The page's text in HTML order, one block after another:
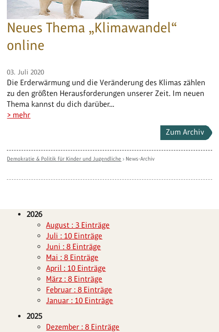
Neues Thema „Klimawandel“
online
03. Juli 2020
Die Erderwärmung und die Veränderung des Klimas zählen
zu den größten Herausforderungen unserer Zeit. Im neuen
Thema kannst du dich darüber…
> mehr
Zum Archiv
Demokratie & Politik für Kinder und Jugendliche › News-Archiv
2026
August : 3 Einträge
Juli : 10 Einträge
Juni : 8 Einträge
Mai : 8 Einträge
April : 10 Einträge
März : 8 Einträge
Februar : 8 Einträge
Januar : 10 Einträge
2025
Dezember : 8 Einträge